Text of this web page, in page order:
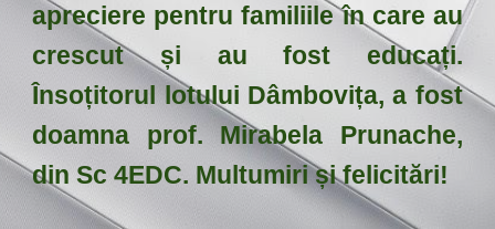
apreciere pentru familiile în care au
crescut și au fost educați.
Însoțitorul lotului Dâmbovița, a fost
doamna prof. Mirabela Prunache,
din Sc 4EDC. Multumiri și felicitări!